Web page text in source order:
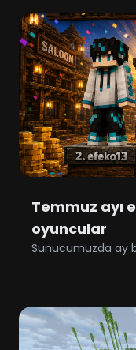
Temmuz ayı
oyuncular
Sunucumuzda ay